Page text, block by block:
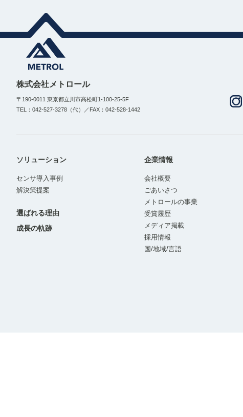
株式会社メトロール
〒190-0011 東京都立川市高松町1-100-25-5F
TEL：042-527-3278（代）／FAX：042-528-1442
ソリューション
センサ導入事例
解決策提案
選ばれる理由
成長の軌跡
企業情報
会社概要
ごあいさつ
メトロールの事業
受賞履歴
メディア掲載
採用情報
国/地域/言語